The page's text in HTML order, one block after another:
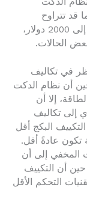
5000 دولار، بينما قد تتراوح
تكاليف تركيب التكييف البكج من 500 دولار إلى 2000 دولار،
الحالات.
في تكاليف
أن نظام الدكت
إلا أن
إلى تكاليف
البكج أقل
تكون عادةً أقل.
المخفي إلى أن
أن التكييف
التحكم الأقل